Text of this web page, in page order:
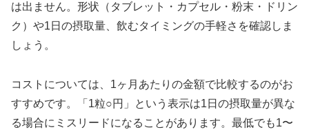
は出ません。形状（タブレット・カプセル・粉末・ドリン
ク）や1日の摂取量、飲むタイミングの手軽さを確認しま
しょう。
コストについては、1ヶ月あたりの金額で比較するのがお
すすめです。「1粒○円」という表示は1日の摂取量が異な
る場合にミスリードになることがあります。最低でも1〜